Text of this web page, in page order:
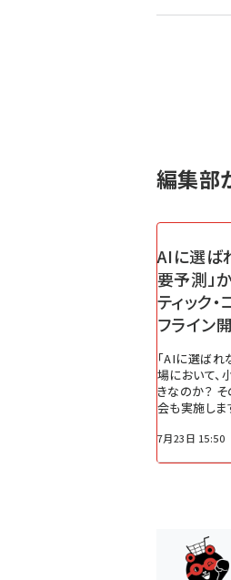
編集部
AIに選ば
要予測」
ティック
フライン
「AIに選ばれ
場において、
きなのか？
会も実施しま
7月23日 15:50